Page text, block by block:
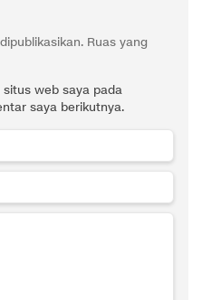
Ruas yang
situs web saya pada
saya berikutnya.